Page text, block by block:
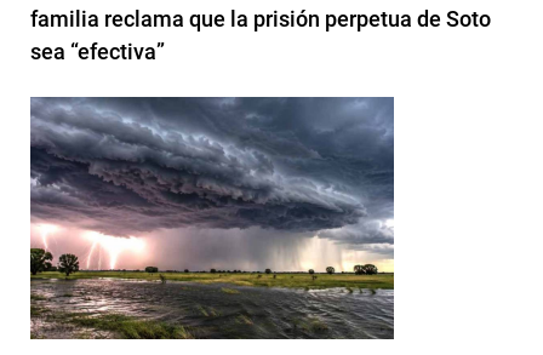
familia reclama que la prisión perpetua de Soto
sea “efectiva”